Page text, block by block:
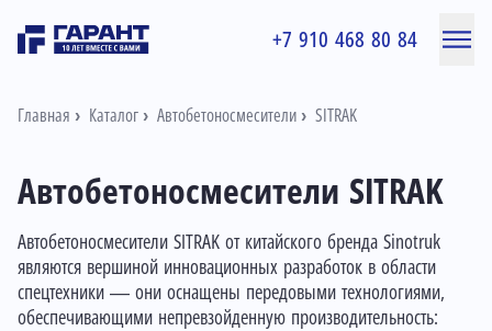
+7 910 468 80 84
Главная Каталог Автобетоносмесители SITRAK
Автобетоносмесители SITRAK
Автобетоносмесители SITRAK от китайского бренда Sinotruk
являются вершиной инновационных разработок в области
спецтехники — они оснащены передовыми технологиями,
обеспечивающими непревзойденную производительность: